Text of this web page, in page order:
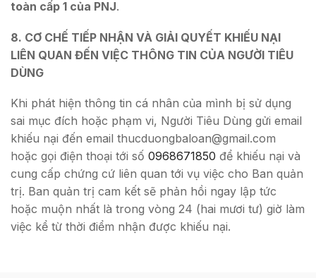
toàn cấp 1 của PNJ.
8. CƠ CHẾ TIẾP NHẬN VÀ GIẢI QUYẾT KHIẾU NẠI
LIÊN QUAN ĐẾN VIỆC THÔNG TIN CỦA NGƯỜI TIÊU
DÙNG
Khi phát hiện thông tin cá nhân của mình bị sử dụng
sai mục đích hoặc phạm vi, Người Tiêu Dùng gửi email
khiếu nại đến email thucduongbaloan@gmail.com
hoặc gọi điện thoại tới số 0968671850 để khiếu nại và
cung cấp chứng cứ liên quan tới vụ việc cho Ban quản
trị. Ban quản trị cam kết sẽ phản hồi ngay lập tức
hoặc muộn nhất là trong vòng 24 (hai mươi tư) giờ làm
việc kể từ thời điểm nhận được khiếu nại.